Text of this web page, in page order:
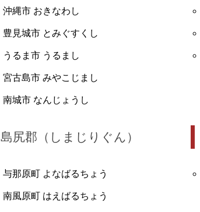
沖縄市 おきなわし
豊見城市 とみぐすくし
うるま市 うるまし
宮古島市 みやこじまし
南城市 なんじょうし
島尻郡（しまじりぐん）
与那原町 よなばるちょう
南風原町 はえばるちょう